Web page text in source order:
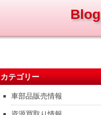
Blog
カテゴリー
車部品販売情報